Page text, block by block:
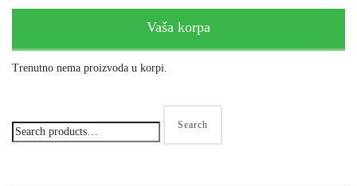
Vaša korpa
Trenutno nema proizvoda u korpi.
Search